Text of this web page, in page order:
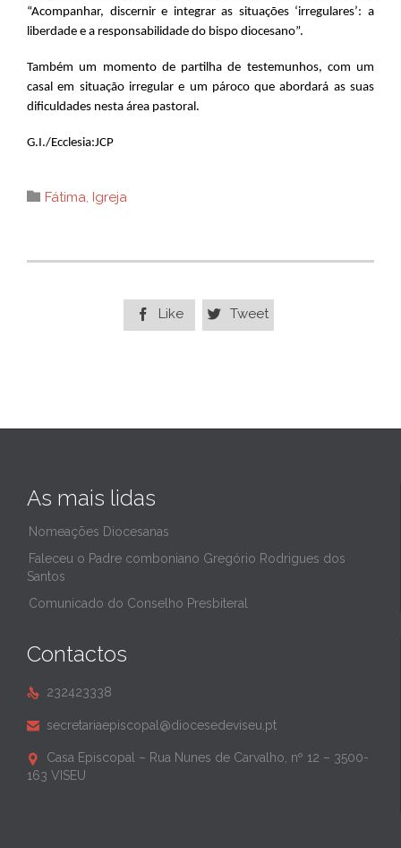
“Acompanhar, discernir e integrar as situações ‘irregulares’: a
liberdade e a responsabilidade do bispo diocesano”.
Também um momento de partilha de testemunhos, com um
casal em situação irregular e um pároco que abordará as suas
dificuldades nesta área pastoral.
G.I./Ecclesia:JCP
 Category
Fátima, Igreja
 Like  Tweet
As mais lidas
Nomeações Diocesanas
Faleceu o Padre comboniano Gregório Rodrigues dos
Santos
Comunicado do Conselho Presbiteral
Contactos
 232423338
 secretariaepiscopal@diocesedeviseu.pt

Casa Episcopal – Rua Nunes de Carvalho, nº 12 – 3500-
163 VISEU